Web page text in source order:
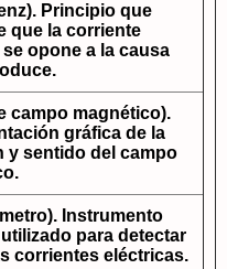
Principio que
que la corriente
opone a la causa
campo magnético).
gráfica de la
y sentido del campo
Instrumento
para detectar
corrientes eléctricas.